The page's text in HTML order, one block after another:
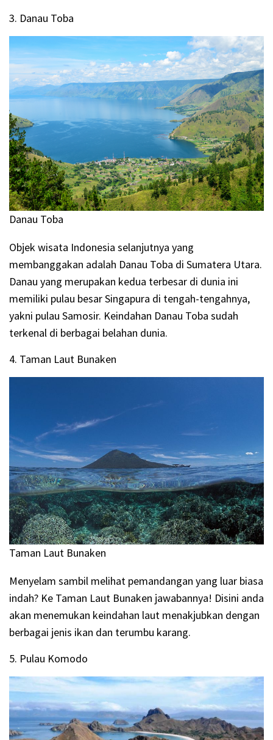
3. Danau Toba
Danau Toba
Objek wisata Indonesia selanjutnya yang
membanggakan adalah Danau Toba di Sumatera Utara.
Danau yang merupakan kedua terbesar di dunia ini
memiliki pulau besar Singapura di tengah-tengahnya,
yakni pulau Samosir. Keindahan Danau Toba sudah
terkenal di berbagai belahan dunia.
4. Taman Laut Bunaken
Taman Laut Bunaken
Menyelam sambil melihat pemandangan yang luar biasa
indah? Ke Taman Laut Bunaken jawabannya! Disini anda
akan menemukan keindahan laut menakjubkan dengan
berbagai jenis ikan dan terumbu karang.
5. Pulau Komodo